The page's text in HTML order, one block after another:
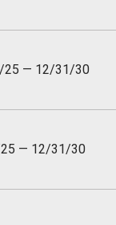
25 — 12/31/30
— 12/31/30